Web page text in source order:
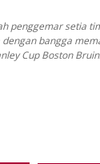
penggemar setia
dengan bangga
Cup Boston